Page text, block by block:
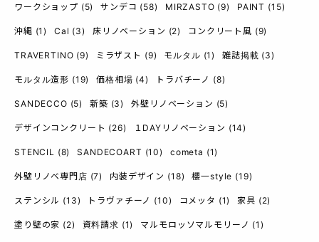
ワークショップ (5) サンデコ (58) MIRZASTO (9) PAINT (15)
沖縄 (1) Cal (3) 床リノベーション (2) コンクリート風 (9)
TRAVERTINO (9) ミラザスト (9) モルタル (1) 雑誌掲載 (3)
モルタル造形 (19) 価格相場 (4) トラバチーノ (8)
SANDECCO (5) 新築 (3) 外壁リノベーション (5)
デザインコンクリート (26) １DAYリノベーション (14)
STENCIL (8) SANDECOART (10) cometa (1)
外壁リノベ専門店 (7) 内装デザイン (18) 櫻一style (19)
ステンシル (13) トラヴァチーノ (10) コメッタ (1) 家具 (2)
塗り壁の家 (2) 資料請求 (1) マルモロッソマルモリーノ (1)